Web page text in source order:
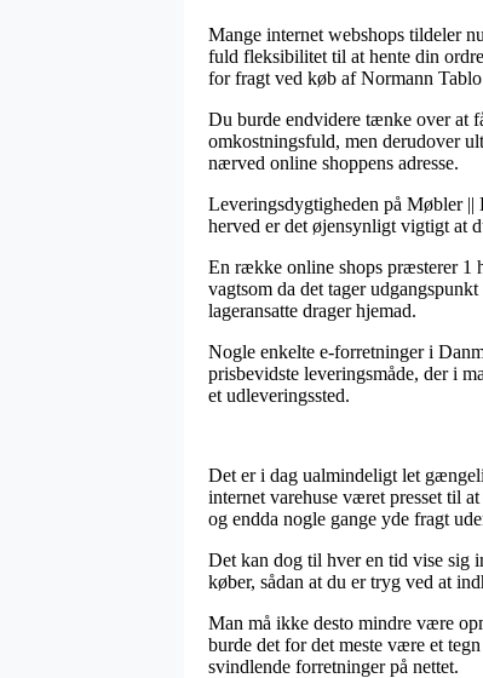
Mange internet webshops tildeler
fuld fleksibilitet til at hente din
for fragt ved køb af Normann
Du burde endvidere tænke over at
omkostningsfuld, men derudover
nærved online shoppens adresse.
Leveringsdygtigheden på Møbler ||
herved er det øjensynligt vigtigt at
En række online shops præsterer 1
vagtsom da det tager
lageransatte drager hjemad.
Nogle enkelte e-forretninger i
prisbevidste leveringsmåde, der i
et udleveringssted.
Det er i dag ualmindeligt let
internet varehuse været presset til
og endda nogle gange yde fragt
Det kan dog til hver en tid vise sig
køber, sådan at du er tryg ved at
Man må ikke desto mindre være
burde det for det meste være et
svindlende forretninger på nettet.